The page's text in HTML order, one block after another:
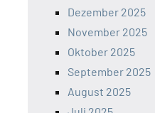
Dezember 2025
November 2025
Oktober 2025
September 2025
August 2025